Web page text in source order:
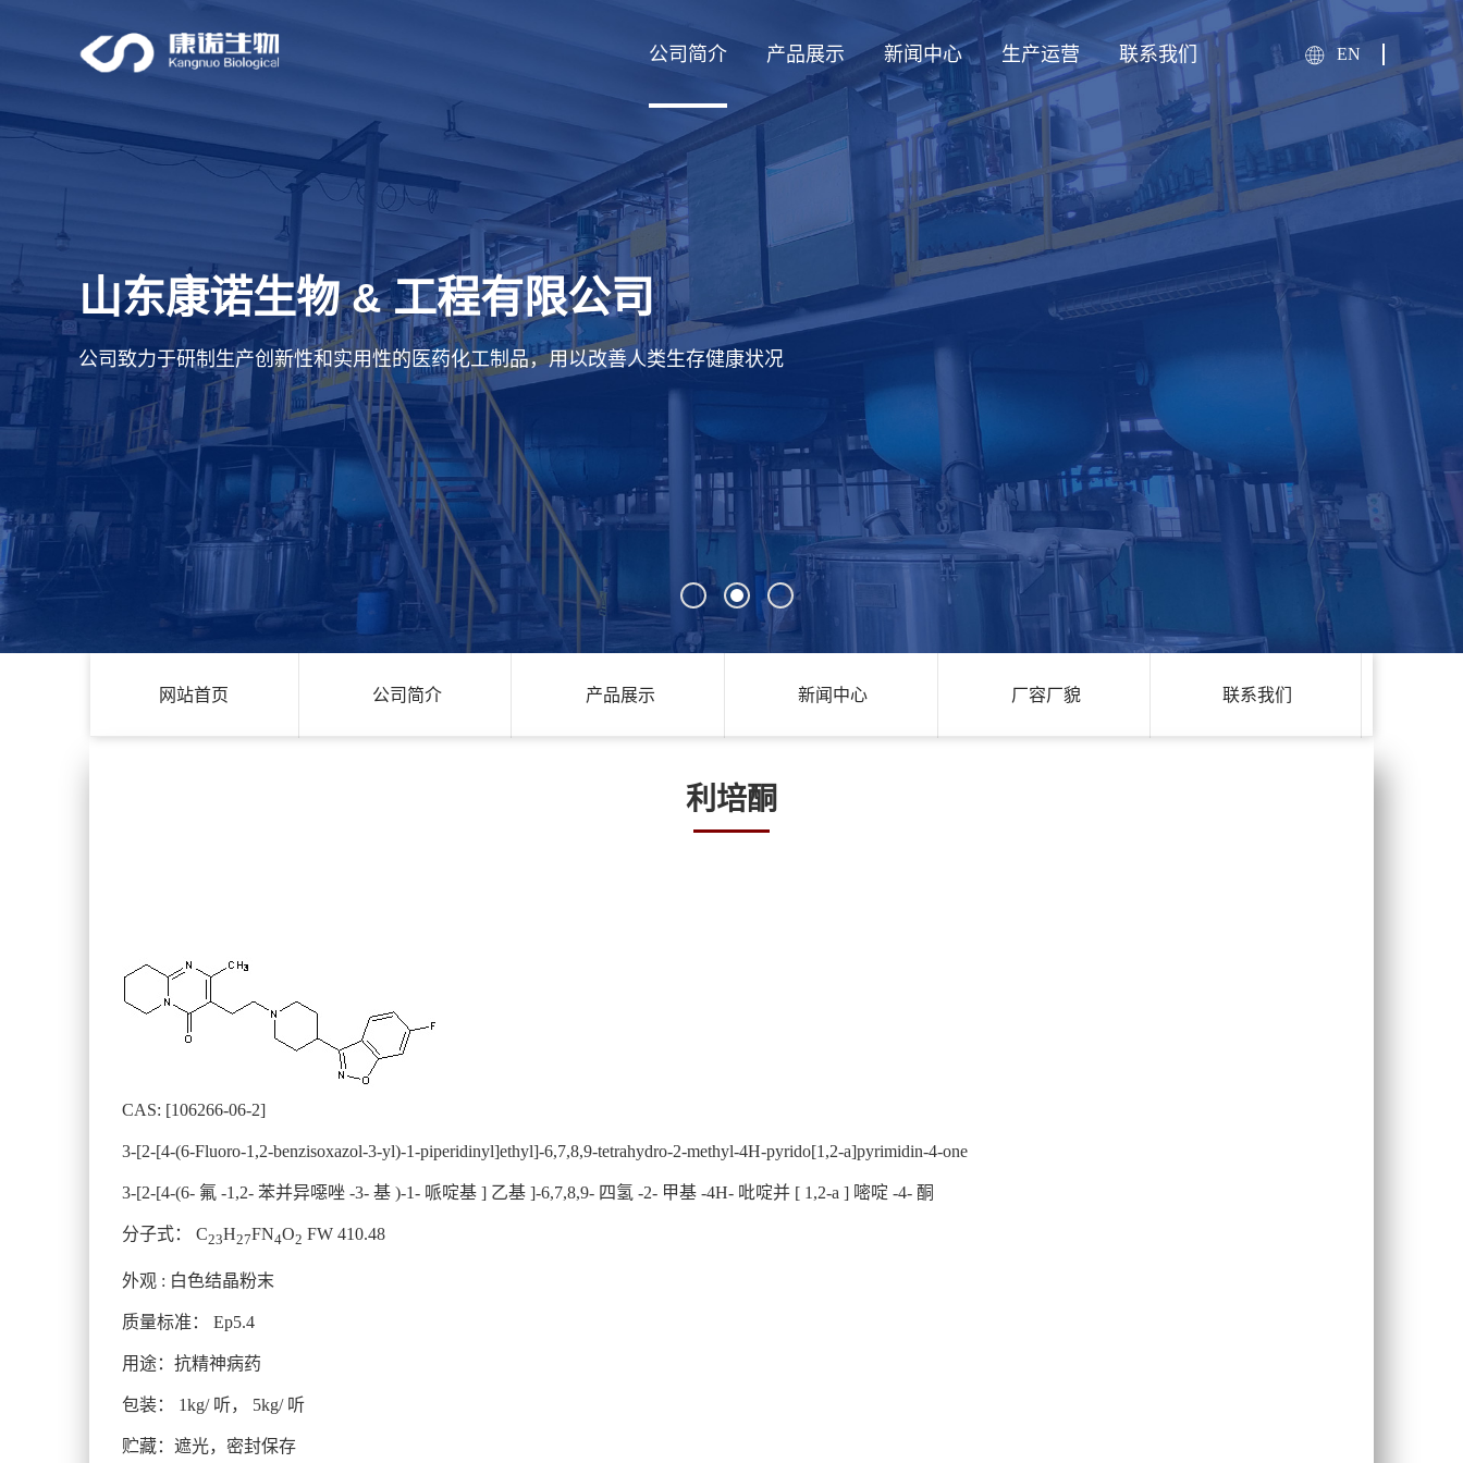
公司简介 产品展示 新闻中心 生产运营 联系我们 EN
山东康诺生物&工程有限公司
公司致力于研制生产创新性和实用性的医药化工制品，用以改善人类生存健康状况
网站首页 公司简介 产品展示 新闻中心 厂容厂貌 联系我们
利培酮
CAS: [106266-06-2]
3-[2-[4-(6-Fluoro-1,2-benzisoxazol-3-yl)-1-piperidinyl]ethyl]-6,7,8,9-tetrahydro-2-methyl-4H-pyrido[1,2-a]pyrimidin-4-one
3-[2-[4-(6- 氟 -1,2- 苯并异噁唑 -3- 基 )-1- 哌啶基 ] 乙基 ]-6,7,8,9- 四氢 -2- 甲基 -4H- 吡啶并 [ 1,2-a ] 嘧啶 -4- 酮
分子式： C23H27FN4O2 FW 410.48
外观 : 白色结晶粉末
质量标准： Ep5.4
用途：抗精神病药
包装： 1kg/ 听， 5kg/ 听
贮藏：遮光，密封保存